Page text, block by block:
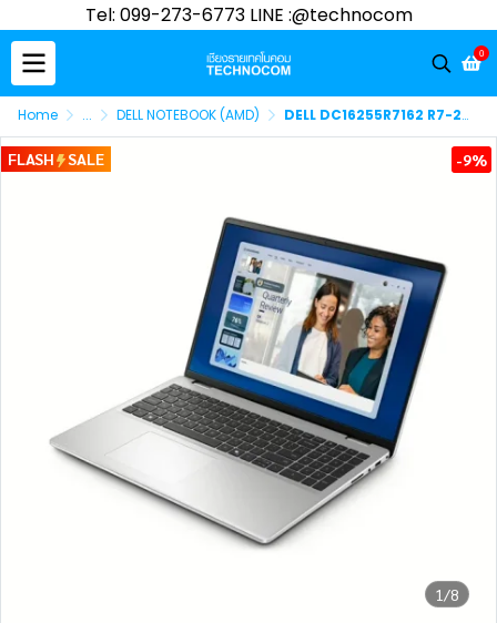
Tel: 099-273-6773 LINE :@technocom
0
Home ... DELL NOTEBOOK (AMD) DELL DC16255R7162 R7-250/16GB DDR5/1TB/16''/FHD/WIN 11 H
1/8
FLASH SALE -9%